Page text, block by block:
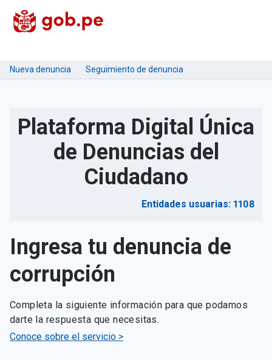
Nueva denuncia Seguimiento de denuncia
Plataforma Digital Única
de Denuncias del
Ciudadano
Entidades usuarias: 1108
Ingresa tu denuncia de
corrupción
Completa la siguiente información para que podamos
darte la respuesta que necesitas.
Conoce sobre el servicio >